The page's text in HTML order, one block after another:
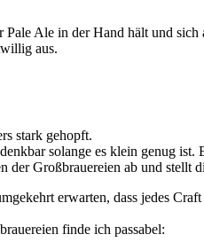
Ale in der Hand hält und
aus.
stark gehopft.
solange es klein genug
Großbrauereien ab und stellt
erwarten, dass jedes
finde ich passabel: